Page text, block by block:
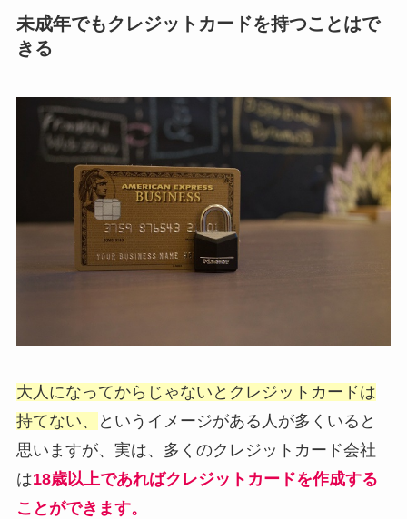
未成年でもクレジットカードを持つことはで
きる
大人になってからじゃないとクレジットカードは
持てない、
というイメージがある人が多くいると
思いますが、実は、多くのクレジットカード会社
は18歳以上であればクレジットカードを作成する
ことができます。